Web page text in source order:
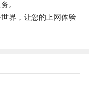
。
界，让您的上网体验